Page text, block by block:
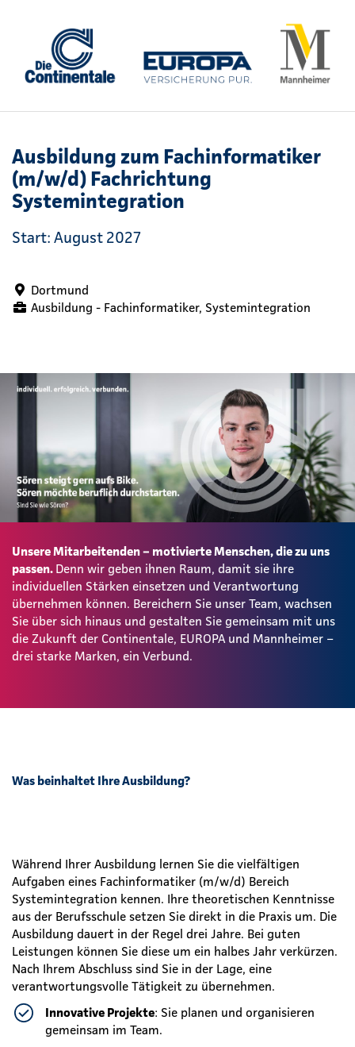
Ausbildung zum Fachinformatiker
(m/w/d) Fachrichtung
Systemintegration
Start: August 2027
Dortmund
Ausbildung - Fachinformatiker, Systemintegration
Unsere Mitarbeitenden – motivierte Menschen, die zu uns
passen. Denn wir geben ihnen Raum, damit sie ihre
individuellen Stärken einsetzen und Verantwortung
übernehmen können. Bereichern Sie unser Team, wachsen
Sie über sich hinaus und gestalten Sie gemeinsam mit uns
die Zukunft der Continentale, EUROPA und Mannheimer –
drei starke Marken, ein Verbund.
Was beinhaltet Ihre Ausbildung?
Während Ihrer Ausbildung lernen Sie die vielfältigen
Aufgaben eines Fachinformatiker (m/w/d) Bereich
Systemintegration kennen. Ihre theoretischen Kenntnisse
aus der Berufsschule setzen Sie direkt in die Praxis um. Die
Ausbildung dauert in der Regel drei Jahre. Bei guten
Leistungen können Sie diese um ein halbes Jahr verkürzen.
Nach Ihrem Abschluss sind Sie in der Lage, eine
verantwortungsvolle Tätigkeit zu übernehmen.
Innovative Projekte: Sie planen und organisieren
gemeinsam im Team.